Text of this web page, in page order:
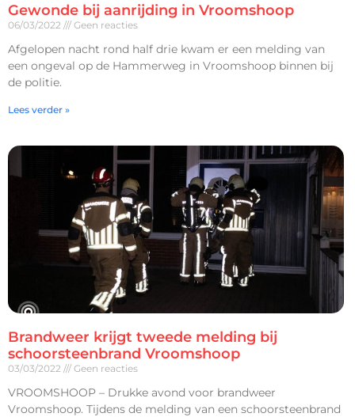
Gewonde bij aanrijding in Vroomshoop
06/03/2022 Geen reacties
Afgelopen nacht rond half drie kwam er een melding van
een ongeval op de Hammerweg in Vroomshoop binnen bij
de politie.
Lees verder »
Brandweer krijgt tweede melding bij
schoorsteenbrand Vroomshoop
03/03/2022 Geen reacties
VROOMSHOOP – Drukke avond voor brandweer
Vroomshoop. Tijdens de melding van een schoorsteenbrand